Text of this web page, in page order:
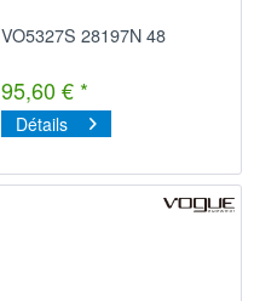
VO5327S 28197N 48
95,60 € *
Détails